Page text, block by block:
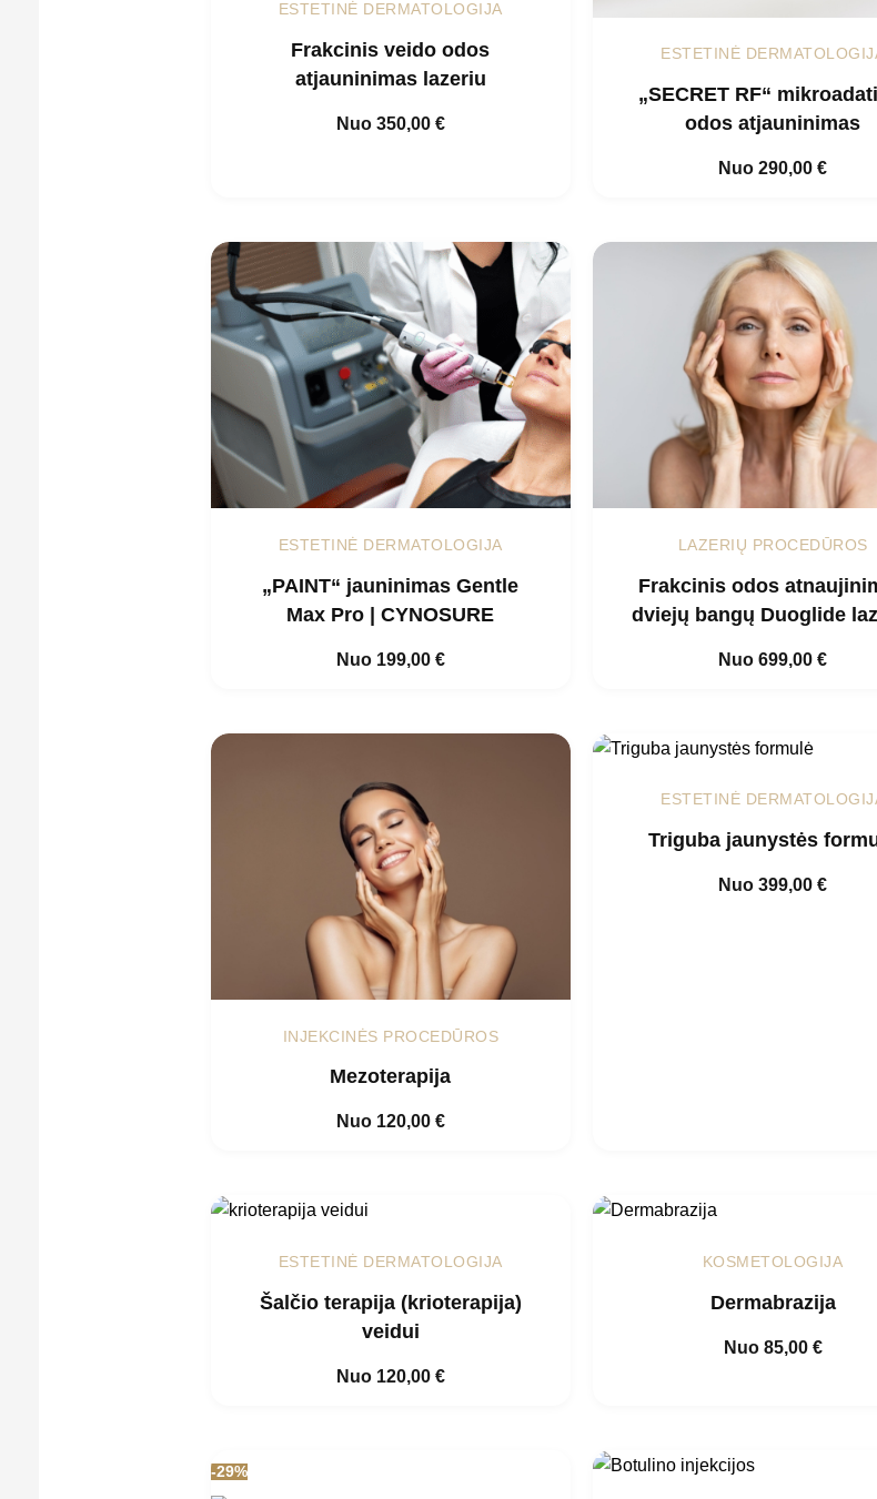
ESTETINĖ DERMATOLOGIJA
Frakcinis veido odos
atjauninimas lazeriu
Nuo 350,00 €
ESTETINĖ
„SECRET RF“
odos atjauninimas
Nuo 290,00 €
ESTETINĖ DERMATOLOGIJA
„PAINT“ jauninimas Gentle
Max Pro | CYNOSURE
Nuo 199,00 €
LAZERIŲ PROCEDŪROS
Frakcinis odos
dviejų bangų Duoglide
Nuo 699,00 €
INJEKCINĖS PROCEDŪROS
Mezoterapija
Nuo 120,00 €
ESTETINĖ
Triguba jaunystės
Nuo 399,00 €
ESTETINĖ DERMATOLOGIJA
Šalčio terapija (krioterapija)
veidui
Nuo 120,00 €
KOSMETOLOGIJA
Dermabrazija
Nuo 85,00 €
-29%